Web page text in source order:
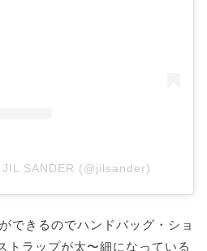
SANDER (@jilsander)
できるのでハンドバッグ・ショ
トラップが太〜細になっている